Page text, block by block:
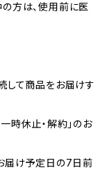
方は、使用前に医
して商品をお届けす
時休止・解約」のお
届け予定日の7日前